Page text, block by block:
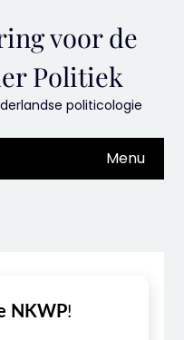
voor de
Politiek
politicologie
Menu
NKWP!